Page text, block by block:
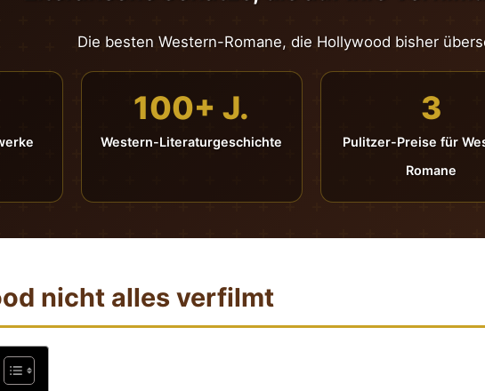
Die besten Western-Romane, die Hollywood bisher
100+ J.
Western-Literaturgeschichte
3
Pulitzer-Preise für
Romane
nicht alles verfilmt